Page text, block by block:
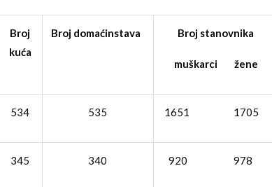
Broj
kuća
Broj domaćinstava Broj stanovnika
muškarci žene
534 535 1651 1705
345 340 920 978